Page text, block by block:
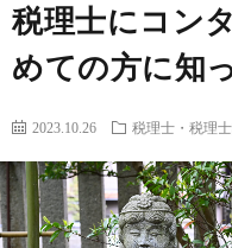
税理士にコン
めての方に知
2023.10.26 税理士・税理